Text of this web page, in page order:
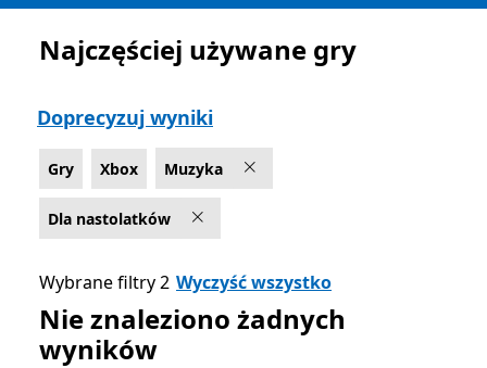
Lista Microsoft.com
Najczęściej używane gry
Doprecyzuj wyniki
Gry Xbox Muzyka
Dla nastolatków
Wybrane filtry 2 Wyczyść wszystko
Nie znaleziono żadnych
wyników